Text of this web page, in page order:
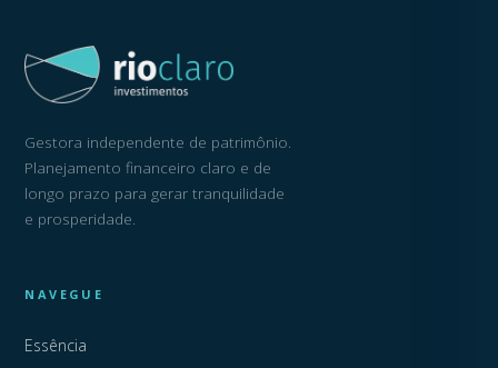
Gestora independente de patrimônio.
Planejamento financeiro claro e de
longo prazo para gerar tranquilidade
e prosperidade.
NAVEGUE
Essência